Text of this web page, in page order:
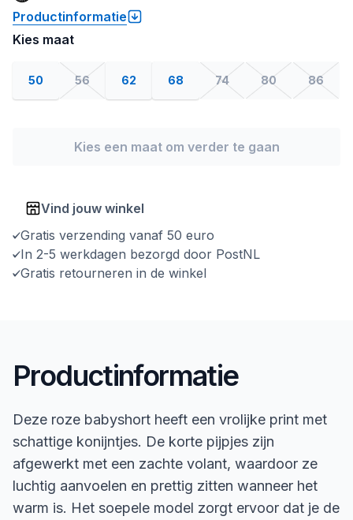
Productinformatie
Kies maat
50 56 62 68 74 80 86
Kies een maat om verder te gaan
Vind jouw winkel
Gratis verzending vanaf 50 euro
In 2-5 werkdagen bezorgd door PostNL
Gratis retourneren in de winkel
Productinformatie
Deze roze babyshort heeft een vrolijke print met
schattige konijntjes. De korte pijpjes zijn
afgewerkt met een zachte volant, waardoor ze
luchtig aanvoelen en prettig zitten wanneer het
warm is. Het soepele model zorgt ervoor dat je de